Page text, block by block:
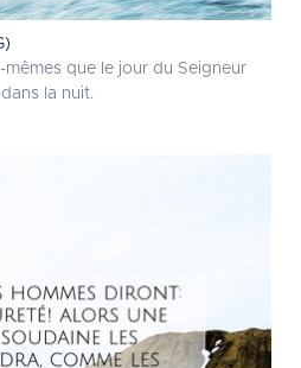
que le jour du Seigneur
la nuit.